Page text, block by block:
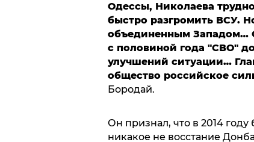
Одессы, Николаева
быстро разгромить ВСУ.
объединенным Западом…
с половиной года "СВО"
улучшений ситуации…
общество российское
Бородай.
Он признал, что в 2014
никакое не восстание